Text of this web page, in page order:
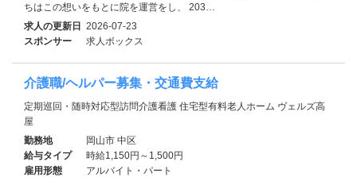
ちはこの想いをもとに院を運営をし、 203…
求人の更新日 2026-07-23
スポンサー
求人ボックス
介護職/ヘルパー募集・交通費支給
定期巡回・随時対応型訪問介護看護 住宅型有料老人ホーム ヴェルズ高
屋
勤務地
岡山市 中区
給与タイプ
時給1,150円～1,500円
雇用形態
アルバイト・パート